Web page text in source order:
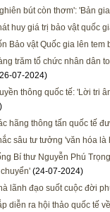
bút còn thơm': 'Bản
huy giá trị bảo vật quốc
Bảo vật Quốc gia lên tem
trăm tổ chức nhân dân
07-2024)
thông quốc tế: 'Lời tri
hãng thông tấn quốc tế
sâu tư tưởng 'văn hóa là
Bí thư Nguyễn Phú
(24-07-2024)
lãnh đạo suốt cuộc đời
diễn ra hội thảo quốc tế